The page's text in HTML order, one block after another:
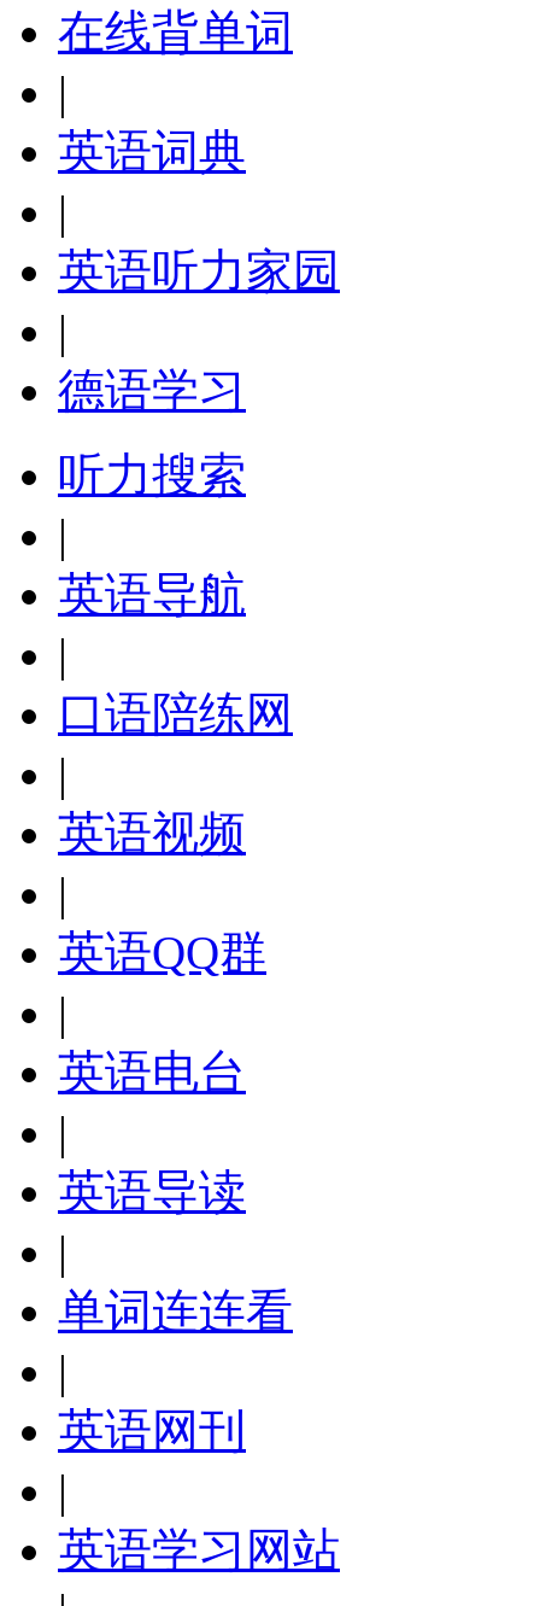
在线背单词
|
英语词典
|
英语听力家园
|
德语学习
听力搜索
|
英语导航
|
口语陪练网
|
英语视频
|
英语QQ群
|
英语电台
|
英语导读
|
单词连连看
|
英语网刊
|
英语学习网站